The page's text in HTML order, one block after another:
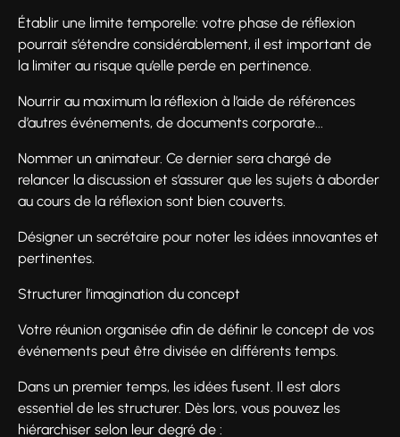
Établir une limite temporelle: votre phase de réflexion
pourrait s’étendre considérablement, il est important de
la limiter au risque qu’elle perde en pertinence.
Nourrir au maximum la réflexion à l’aide de références
d’autres événements, de documents corporate...
Nommer un animateur. Ce dernier sera chargé de
relancer la discussion et s’assurer que les sujets à aborder
au cours de la réflexion sont bien couverts.
Désigner un secrétaire pour noter les idées innovantes et
pertinentes.
Structurer l’imagination du concept
Votre réunion organisée afin de définir le concept de vos
événements peut être divisée en différents temps.
Dans un premier temps, les idées fusent. Il est alors
essentiel de les structurer. Dès lors, vous pouvez les
hiérarchiser selon leur degré de :